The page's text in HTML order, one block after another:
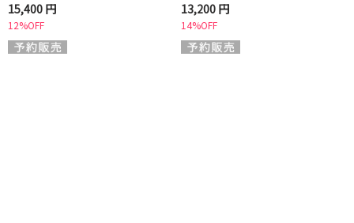
15,400 円
12%OFF
13,200 円
14%OFF